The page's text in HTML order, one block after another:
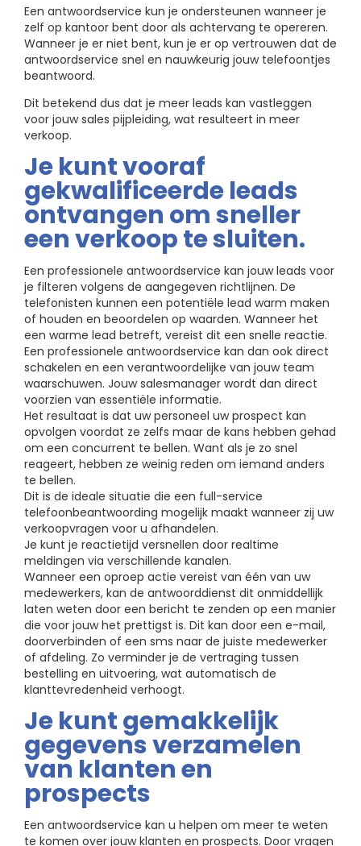
Een antwoordservice kun je ondersteunen wanneer je
zelf op kantoor bent door als achtervang te opereren.
Wanneer je er niet bent, kun je er op vertrouwen dat de
antwoordservice snel en nauwkeurig jouw telefoontjes
beantwoord.
Dit betekend dus dat je meer leads kan vastleggen
voor jouw sales pijpleiding, wat resulteert in meer
verkoop.
Je kunt vooraf
gekwalificeerde leads
ontvangen om sneller
een verkoop te sluiten.
Een professionele antwoordservice kan jouw leads voor
je filteren volgens de aangegeven richtlijnen. De
telefonisten kunnen een potentiële lead warm maken
of houden en beoordelen op waarden. Wanneer het
een warme lead betreft, vereist dit een snelle reactie.
Een professionele antwoordservice kan dan ook direct
schakelen en een verantwoordelijke van jouw team
waarschuwen. Jouw salesmanager wordt dan direct
voorzien van essentiële informatie.
Het resultaat is dat uw personeel uw prospect kan
opvolgen voordat ze zelfs maar de kans hebben gehad
om een concurrent te bellen. Want als je zo snel
reageert, hebben ze weinig reden om iemand anders
te bellen.
Dit is de ideale situatie die een full-service
telefoonbeantwoording mogelijk maakt wanneer zij uw
verkoopvragen voor u afhandelen.
Je kunt je reactietijd versnellen door realtime
meldingen via verschillende kanalen.
Wanneer een oproep actie vereist van één van uw
medewerkers, kan de antwoorddienst dit onmiddellijk
laten weten door een bericht te zenden op een manier
die voor jouw het prettigst is. Dit kan door een e-mail,
doorverbinden of een sms naar de juiste medewerker
of afdeling. Zo verminder je de vertraging tussen
bestelling en uitvoering, wat automatisch de
klanttevredenheid verhoogt.
Je kunt gemakkelijk
gegevens verzamelen
van klanten en
prospects
Een antwoordservice kan u helpen om meer te weten
te komen over jouw klanten en prospects. Door vragen